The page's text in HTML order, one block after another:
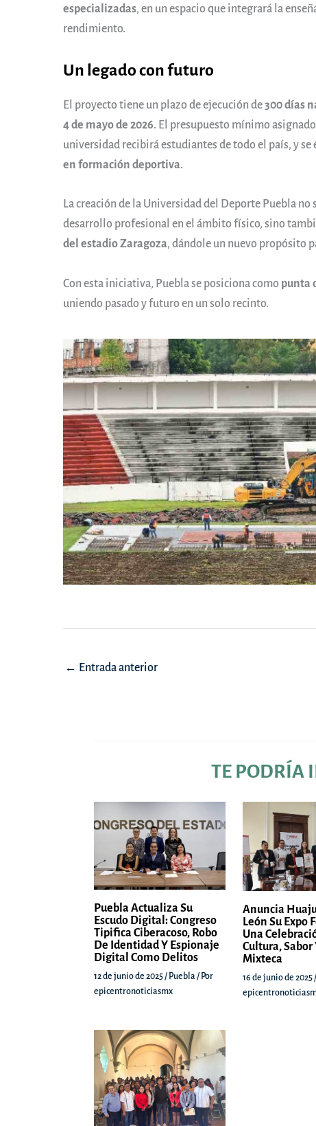
especializadas, en un espacio que integrará la
rendimiento.
Un legado con futuro
El proyecto tiene un plazo de ejecución de300 días
4 de mayo de 2026. El presupuesto mínimo
universidad recibirá estudiantes de todo el país, y se
en formación deportiva.
La creación de la Universidad del Deporte Puebla
desarrollo profesional en el ámbito físico, sino
del estadio Zaragoza, dándole un nuevo propósito
Con esta iniciativa, Puebla se posiciona como punta
uniendo pasado y futuro en un solo recinto.
Navegación
← Entrada anterior
TE PODRÍA
Puebla Actualiza Su
Escudo Digital: Congreso
Tipifica Ciberacoso, Robo
De Identidad Y Espionaje
Digital Como Delitos
12 de junio de 2025/ Puebla / Por
epicentronoticiasmx
Anuncia
León Su Expo
Una
Cultura, Sabor
Mixteca
16 de junio de 2025/